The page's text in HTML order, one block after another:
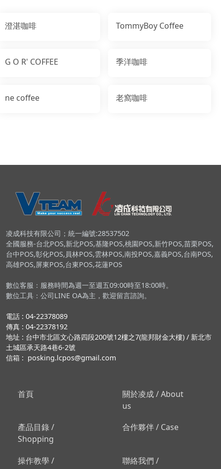
澄湛咖啡 TommyBoy Coffee
G O R' COFFEE 季洋咖啡
ne coffee 老窩咖啡
凌成科技有限公司；統一編號:28537502
全國服務-台北POS,新北POS,基隆POS,桃園POS,新竹POS,苗栗POS,
台中POS,彰化POS,員林POS,雲林POS,南投POS,嘉義POS,台南POS,
高雄POS,屏東POS,台東POS,花蓮POS
數位客服：服務時間為週一至週五09:00時至18:00時。
數位工具：公司LINE OA為主，歡迎留言諮詢。
電話 : 04-22378089
傳真 : 04-22378192
地址 : 台中市北區文心路四段200號12樓之7(龍邦財金大樓) / 新北市
土城區承天路4巷6-2號
信箱 : posking.lcpos@gmail.com
首頁
關於凌成 / About
us
產品目錄 /
Shopping
合作夥伴 / Case
操作教學 /
聯絡我們 /